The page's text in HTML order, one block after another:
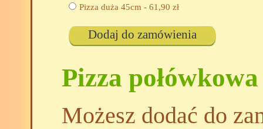
Pizza duża 45cm - 61,90 zł
Dodaj do zamówienia
Pizza połówkowa
Możesz dodać do